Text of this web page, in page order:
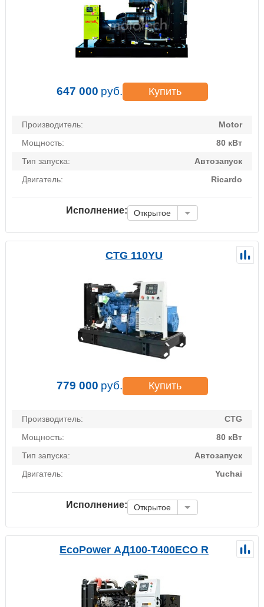
647 000 руб. Купить
Производитель:
Motor
Мощность:
80 кВт
Тип запуска:
Автозапуск
Двигатель:
Ricardo
Исполнение: Открытое
CTG 110YU
779 000 руб. Купить
Производитель:
CTG
Мощность:
80 кВт
Тип запуска:
Автозапуск
Двигатель:
Yuchai
Исполнение: Открытое
EcoPower АД100-T400ECO R